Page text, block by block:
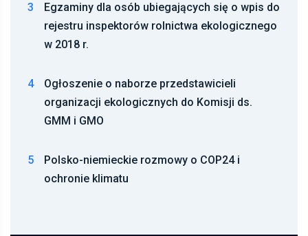
3
Egzaminy dla osób ubiegających się o wpis do
rejestru inspektorów rolnictwa ekologicznego
w 2018 r.
4
Ogłoszenie o naborze przedstawicieli
organizacji ekologicznych do Komisji ds.
GMM i GMO
5
Polsko-niemieckie rozmowy o COP24 i
ochronie klimatu